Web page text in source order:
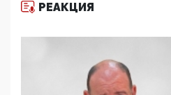
11:53, 09 Июня 2026
деятельность ИИТО ЮНЕСКО
цифроглобалисты
повестку в образовании
09:43, 01 Июня 2026
РЕАКЦИЯ